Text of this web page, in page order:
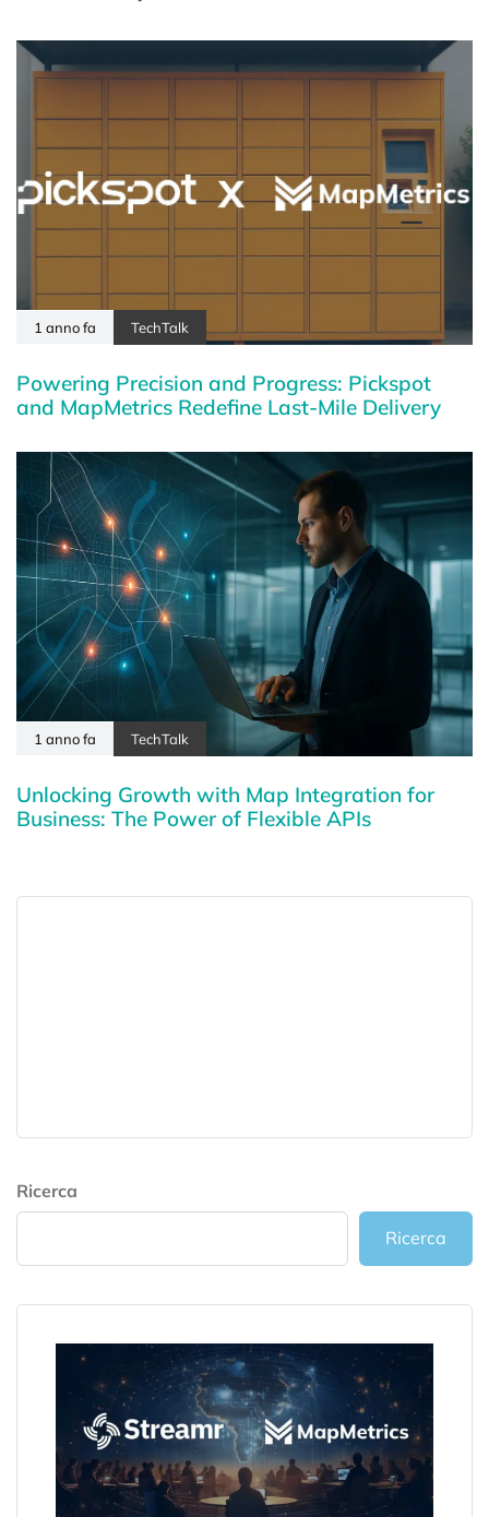
1 anno fa TechTalk
Powering Precision and Progress: Pickspot
and MapMetrics Redefine Last-Mile Delivery
1 anno fa TechTalk
Unlocking Growth with Map Integration for
Business: The Power of Flexible APIs
Ricerca
Ricerca